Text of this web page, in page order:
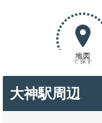
地図
で探す
大神駅周辺